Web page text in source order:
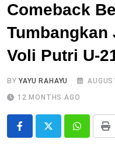
Comeback
Tumbangkan
Voli Putri U-
BYYAYU RAHAYU
12 MONTHS AGO